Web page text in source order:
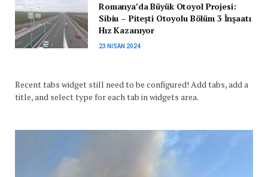
Romanya’da Büyük Otoyol Projesi:
Sibiu – Pitești Otoyolu Bölüm 3 İnşaatı
Hız Kazanıyor
23 NISAN 2024
Recent tabs widget still need to be configured! Add tabs, add a
title, and select type for each tab in widgets area.